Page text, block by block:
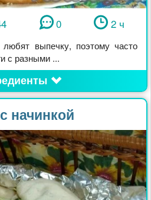
0 2 ч
выпечку, поэтому часто
с разными ...
начинкой